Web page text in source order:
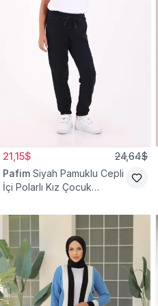
21,15$ 24,64$
Pafim Siyah Pamuklu Cepli
İçi Polarlı Kız Çocuk